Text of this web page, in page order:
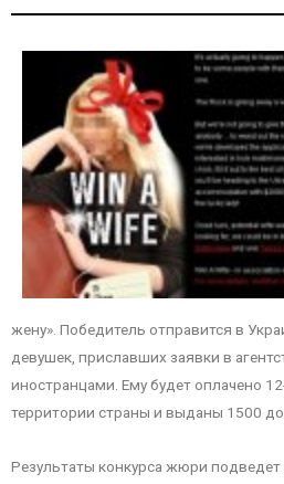
жену». Победитель отправится в
девушек, приславших заявки в
иностранцами. Ему будет оплачено
территории страны и выданы 1500
Результаты конкурса жюри